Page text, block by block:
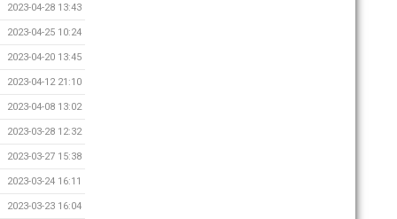
2023-04-28 13:43
2023-04-25 10:24
2023-04-20 13:45
2023-04-12 21:10
2023-04-08 13:02
2023-03-28 12:32
2023-03-27 15:38
2023-03-24 16:11
2023-03-23 16:04